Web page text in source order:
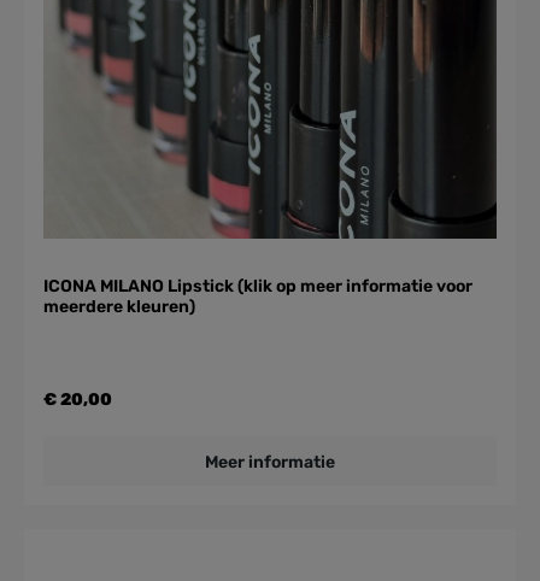
ICONA MILANO Lipstick (klik op meer informatie voor
meerdere kleuren)
€ 20,00
Meer informatie